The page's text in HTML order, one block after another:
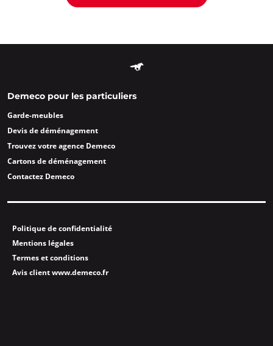
Demeco pour les particuliers
Garde-meubles
Devis de déménagement
Trouvez votre agence Demeco
Cartons de déménagement
Contactez Demeco
Politique de confidentialité
Mentions légales
Termes et conditions
Avis client www.demeco.fr